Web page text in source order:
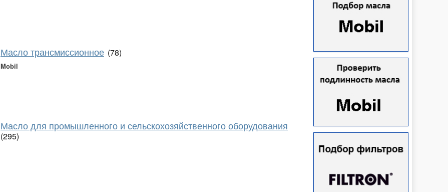
Масло трансмиссионное (78)
Mobil
Масло для промышленного и сельскохозяйственного оборудования
(295)